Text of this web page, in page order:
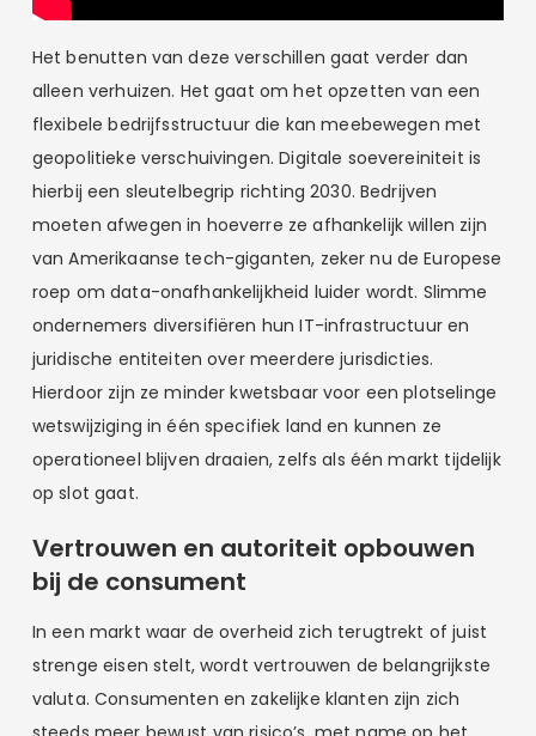
Het benutten van deze verschillen gaat verder dan
alleen verhuizen. Het gaat om het opzetten van een
flexibele bedrijfsstructuur die kan meebewegen met
geopolitieke verschuivingen. Digitale soevereiniteit is
hierbij een sleutelbegrip richting 2030. Bedrijven
moeten afwegen in hoeverre ze afhankelijk willen zijn
van Amerikaanse tech-giganten, zeker nu de Europese
roep om data-onafhankelijkheid luider wordt. Slimme
ondernemers diversifiëren hun IT-infrastructuur en
juridische entiteiten over meerdere jurisdicties.
Hierdoor zijn ze minder kwetsbaar voor een plotselinge
wetswijziging in één specifiek land en kunnen ze
operationeel blijven draaien, zelfs als één markt tijdelijk
op slot gaat.
Vertrouwen en autoriteit opbouwen
bij de consument
In een markt waar de overheid zich terugtrekt of juist
strenge eisen stelt, wordt vertrouwen de belangrijkste
valuta. Consumenten en zakelijke klanten zijn zich